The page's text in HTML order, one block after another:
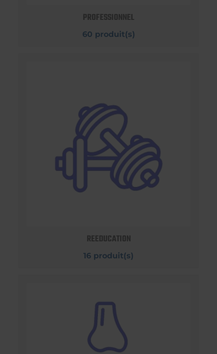
PROFESSIONNEL
60 produit(s)
REEDUCATION
16 produit(s)